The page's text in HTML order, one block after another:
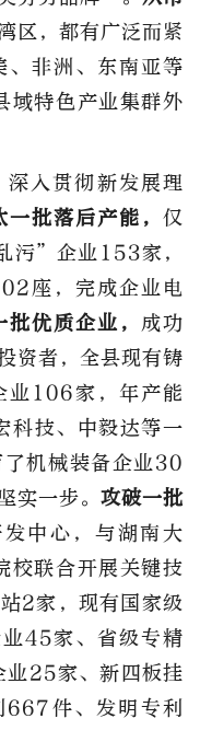
区，都有广泛而紧
、非洲、东南亚等
域特色产业集群外
深入贯彻新发展理
一批落后产能，仅
污”企业153家，
座，完成企业电
批优质企业， 成功
资者，全县现有铸
业106家，年产能
科技、中毅达等一
机械装备企业30
实一步。 攻破一批
中心，与湖南大
校联合开展关键技
2家，现有国家级
45家、省级专精
业25家、新四板挂
件、发明专利